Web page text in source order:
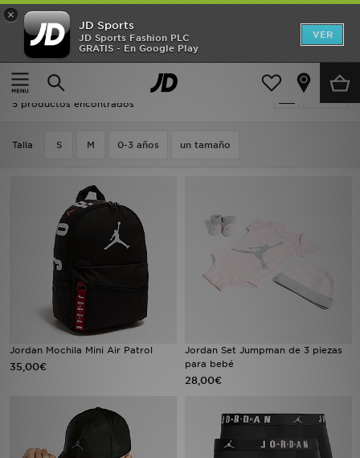
×
JD Sports
JD Sports Fashion PLC
GRATIS - En Google Play
VER
Página principal
Niños
Niños - Jordan Accesorios
5 productos encontrados
Talla S M 0-3 años un tamaño
Jordan Mochila Mini Air Patrol
35,00€
Jordan Set Jumpman de 3 piezas
para bebé
28,00€
Hombre
Mujer
Niños
Ver Marcas
Deportes & Fitness
JD Fútbol
Ofertas